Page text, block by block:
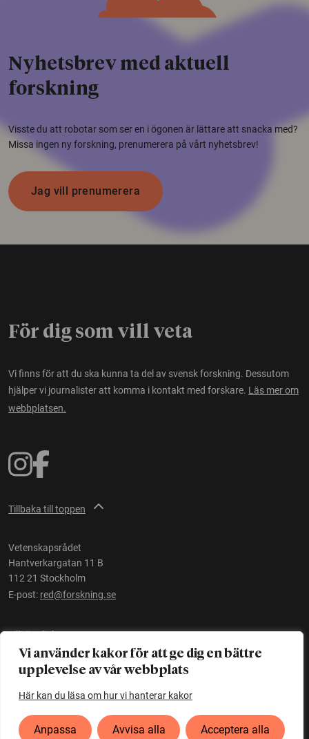
Vi använder kakor för att ge dig en bättre
upplevelse av vår webbplats
Här kan du läsa om hur vi hanterar kakor
Anpassa Avvisa alla Acceptera alla
Nyhetsbrev med aktuell
forskning
Visste du att robotar som ser en i ögonen är lättare att snacka med?
Missa ingen ny forskning, prenumerera på vårt nyhetsbrev!
Jag vill prenumerera
För dig som vill veta
Vi finns för att du ska kunna ta del av svensk forskning. Dessutom
hjälper vi journalister att komma i kontakt med forskare. Läs mer om
webbplatsen.
Tillbaka till toppen
Vetenskapsrådet
Hantverkargatan 11 B
112 21 Stockholm
E-post: red@forskning.se
Tillgänglighet
Ett initiativ avVetenskapsrådet